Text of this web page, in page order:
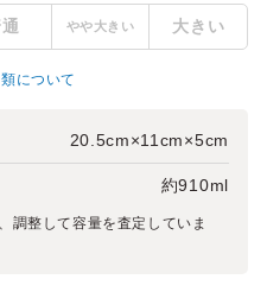
やや大きい 大きい
について
20.5cm×11cm×5cm
約910ml
調整して容量を査定していま